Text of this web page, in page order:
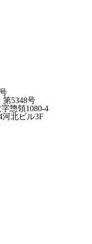
5348号
惣領1080-4
河北ビル3F